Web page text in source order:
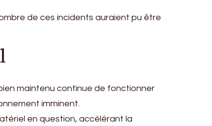
de ces incidents auraient pu être
maintenu continue de fonctionner
imminent.
en question, accélérant la